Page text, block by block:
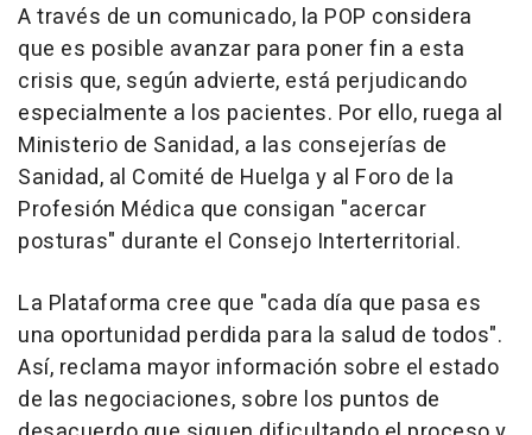
A través de un comunicado, la POP considera
que es posible avanzar para poner fin a esta
crisis que, según advierte, está perjudicando
especialmente a los pacientes. Por ello, ruega al
Ministerio de Sanidad, a las consejerías de
Sanidad, al Comité de Huelga y al Foro de la
Profesión Médica que consigan "acercar
posturas" durante el Consejo Interterritorial.
La Plataforma cree que "cada día que pasa es
una oportunidad perdida para la salud de todos".
Así, reclama mayor información sobre el estado
de las negociaciones, sobre los puntos de